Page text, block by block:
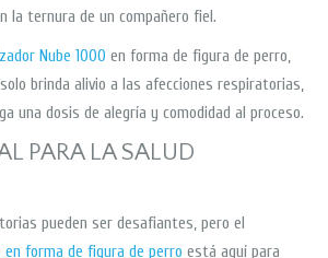
la ternura de un compañero fiel.
Nube 1000 en forma de figura de perro,
brinda alivio a las afecciones respiratorias,
una dosis de alegría y comodidad al proceso.
PARA LA SALUD
pueden ser desafiantes, pero el
en forma de figura de perro está aquí para